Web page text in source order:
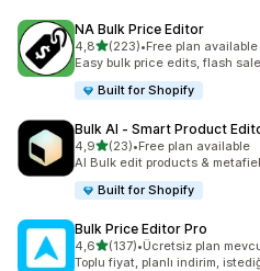
NA Bulk Price Editor
4,85 yıldız üzerinden
(223)
toplam 223 değerlendirme
•Free plan available
Easy bulk price edits, flash
Built for Shopify
Bulk AI ‑ Smart Product
4,95 yıldız üzerinden
(23)
toplam 23 değerlendirme
•Free plan available
AI Bulk edit products &
Built for Shopify
Bulk Price Editor Pro
4,65 yıldız üzerinden
(137)
toplam 137 değerlendirme
•Ücretsiz plan
Toplu fiyat, planlı indirim,